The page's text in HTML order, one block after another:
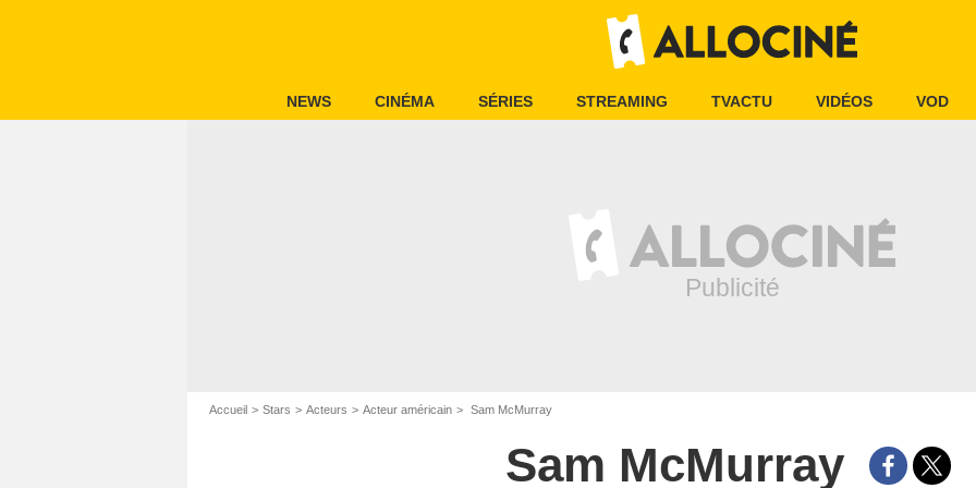
NEWS CINÉMA SÉRIES STREAMING TVACTU VIDÉOS VOD
Accueil Stars Acteurs Acteur américain Sam McMurray
Sam McMurray